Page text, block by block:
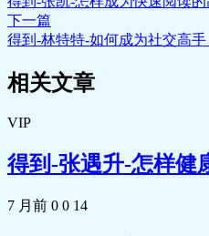
下一篇
得到-林特特-如何成为社交高手
相关文章
VIP
得到-张遇升-怎样健
7 月前 0 0 14